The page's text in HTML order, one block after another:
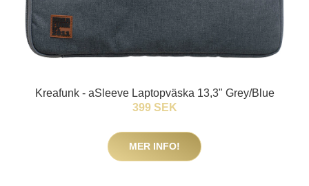
Kreafunk - aSleeve Laptopväska 13,3" Grey/Blue
399 SEK
MER INFO!